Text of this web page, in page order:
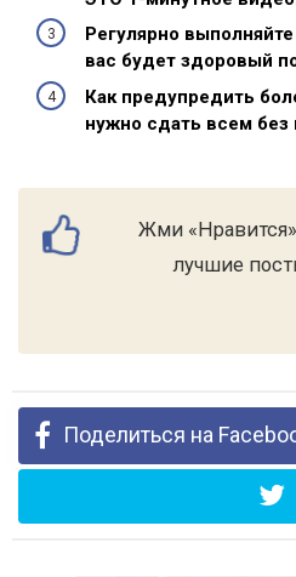
Регулярно
вас будет здоровый
Как предупредить
нужно сдать всем без
Жми
лучшие
Поделиться на